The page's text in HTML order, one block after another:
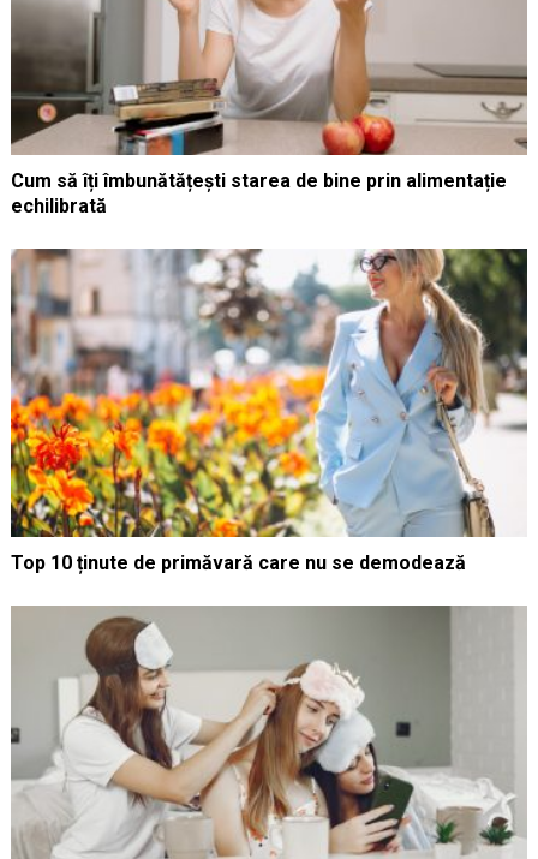
Cum să îți îmbunătățești starea de bine prin alimentație
echilibrată
Top 10 ținute de primăvară care nu se demodează